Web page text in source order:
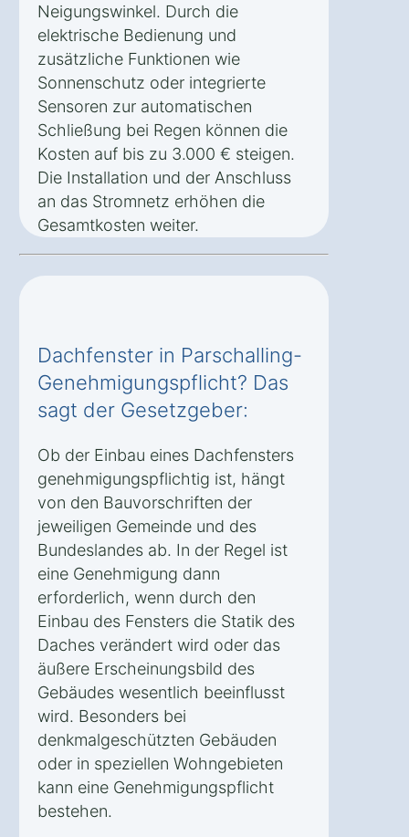
Neigungswinkel. Durch die
elektrische Bedienung und
zusätzliche Funktionen wie
Sonnenschutz oder integrierte
Sensoren zur automatischen
Schließung bei Regen können die
Kosten auf bis zu 3.000 € steigen.
Die Installation und der Anschluss
an das Stromnetz erhöhen die
Gesamtkosten weiter.
Dachfenster in Parschalling-
Genehmigungspflicht? Das
sagt der Gesetzgeber:
Ob der Einbau eines Dachfensters
genehmigungspflichtig ist, hängt
von den Bauvorschriften der
jeweiligen Gemeinde und des
Bundeslandes ab. In der Regel ist
eine Genehmigung dann
erforderlich, wenn durch den
Einbau des Fensters die Statik des
Daches verändert wird oder das
äußere Erscheinungsbild des
Gebäudes wesentlich beeinflusst
wird. Besonders bei
denkmalgeschützten Gebäuden
oder in speziellen Wohngebieten
kann eine Genehmigungspflicht
bestehen.